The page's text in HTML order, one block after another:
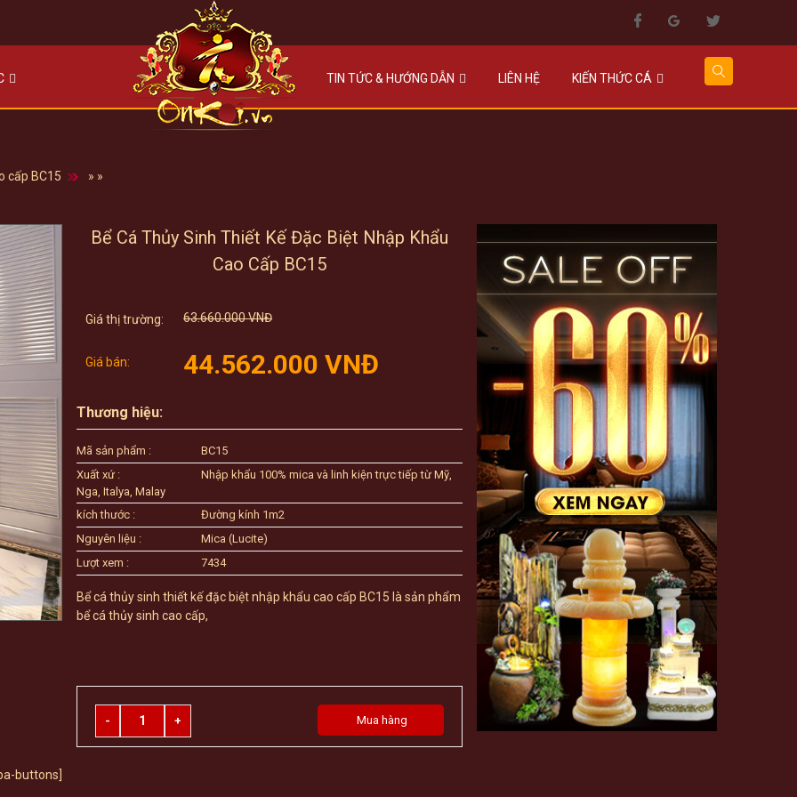
TIN TỨC & HƯỚNG DẪN LIÊN HỆ KIẾN THỨC CÁ
» »
cấp BC15
buttons]
Bể Cá Thủy Sinh Thiết Kế Đặc Biệt Nhập Khẩu
Cao Cấp BC15
63.660.000VNĐOriginal
was:
63.660.000 VNĐ.
44.562.000VNĐ
Thương hiệu:
Mã sản phẩm :
BC15
Xuất xứ :
Nhập khẩu 100% mica và linh kiện trực tiếp từ Mỹ,
Nga, Italya, Malay
kích thước :
Đường kính 1m2
Nguyên liệu :
Mica (Lucite)
Lượt xem :
7434
Bể cá thủy sinh thiết kế đặc biệt nhập khẩu cao cấp BC15 là sản phẩm
bể cá thủy sinh cao cấp,
Quantity
Mua hàng